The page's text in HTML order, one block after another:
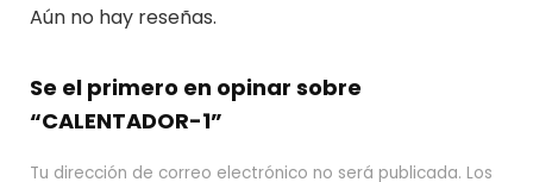
Aún no hay reseñas.
Se el primero en opinar sobre
“CALENTADOR-1”
Tu dirección de correo electrónico no será publicada. Los